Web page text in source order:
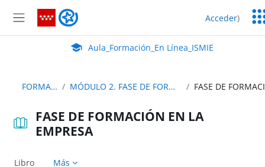
Panel lateral
Aula_Formación_En Línea_ISMIE Acceder)
Aula Virtual de EducaMadrid:
Aula_Formación_En Línea_ISMIE
FORMACIÓN TE MÓDULO 2. FASE DE FORMACIÓN EN LA EMPRESA
FASE DE FORMACIÓN EN LA
EMPRESA
Libro Más